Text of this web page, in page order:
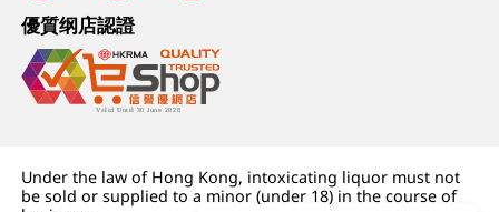
優質纲店認證
Under the law of Hong Kong, intoxicating liquor must not
be sold or supplied to a minor (under 18) in the course of